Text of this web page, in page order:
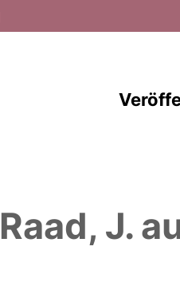
Raad, J.